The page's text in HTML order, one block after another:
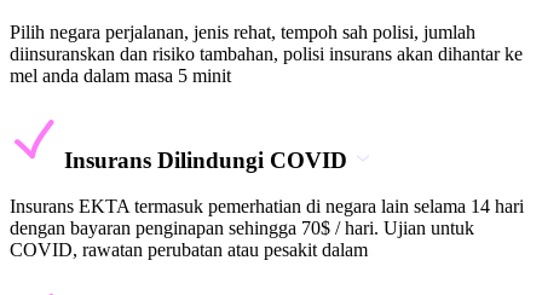
Pilih negara perjalanan, jenis rehat, tempoh sah polisi, jumlah
diinsuranskan dan risiko tambahan, polisi insurans akan dihantar ke
mel anda dalam masa 5 minit
Insurans Dilindungi COVID
Insurans EKTA termasuk pemerhatian di negara lain selama 14 hari
dengan bayaran penginapan sehingga 70$ / hari. Ujian untuk
COVID, rawatan perubatan atau pesakit dalam